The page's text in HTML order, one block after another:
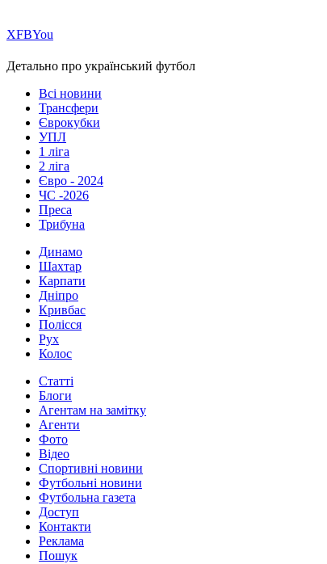
ХFBYou
Детально про український футбол
Всі новини
Трансфери
Єврокубки
УПЛ
1 ліга
2 ліга
Євро - 2024
ЧС -2026
Преса
Трибуна
Динамо
Шахтар
Карпати
Дніпро
Кривбас
Полісся
Рух
Колос
Статті
Блоги
Агентам на замітку
Агенти
Фото
Відео
Спортивні новини
Футбольні новини
Футбольна газета
Доступ
Контакти
Реклама
Пошук